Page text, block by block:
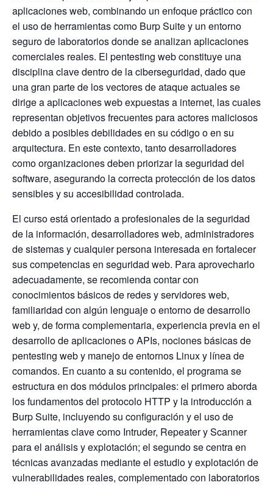
aplicaciones web, combinando un enfoque práctico con
el uso de herramientas como Burp Suite y un entorno
seguro de laboratorios donde se analizan aplicaciones
comerciales reales. El pentesting web constituye una
disciplina clave dentro de la ciberseguridad, dado que
una gran parte de los vectores de ataque actuales se
dirige a aplicaciones web expuestas a internet, las cuales
representan objetivos frecuentes para actores maliciosos
debido a posibles debilidades en su código o en su
arquitectura. En este contexto, tanto desarrolladores
como organizaciones deben priorizar la seguridad del
software, asegurando la correcta protección de los datos
sensibles y su accesibilidad controlada.
El curso está orientado a profesionales de la seguridad
de la información, desarrolladores web, administradores
de sistemas y cualquier persona interesada en fortalecer
sus competencias en seguridad web. Para aprovecharlo
adecuadamente, se recomienda contar con
conocimientos básicos de redes y servidores web,
familiaridad con algún lenguaje o entorno de desarrollo
web y, de forma complementaria, experiencia previa en el
desarrollo de aplicaciones o APIs, nociones básicas de
pentesting web y manejo de entornos Linux y línea de
comandos. En cuanto a su contenido, el programa se
estructura en dos módulos principales: el primero aborda
los fundamentos del protocolo HTTP y la introducción a
Burp Suite, incluyendo su configuración y el uso de
herramientas clave como Intruder, Repeater y Scanner
para el análisis y explotación; el segundo se centra en
técnicas avanzadas mediante el estudio y explotación de
vulnerabilidades reales, complementado con laboratorios